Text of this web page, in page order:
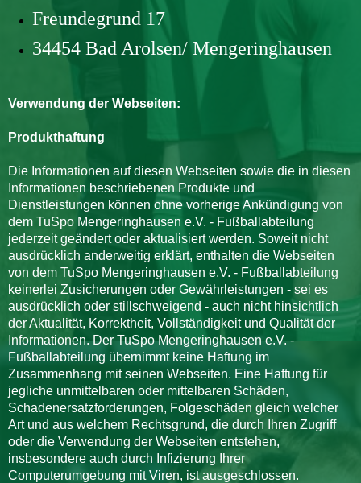
Freundegrund 17
34454 Bad Arolsen/ Mengeringhausen
Verwendung der Webseiten:
Produkthaftung
Die Informationen auf diesen Webseiten sowie die in diesen
Informationen beschriebenen Produkte und
Dienstleistungen können ohne vorherige Ankündigung von
dem TuSpo Mengeringhausen e.V. - Fußballabteilung
jederzeit geändert oder aktualisiert werden. Soweit nicht
ausdrücklich anderweitig erklärt, enthalten die Webseiten
von dem TuSpo Mengeringhausen e.V. - Fußballabteilung
keinerlei Zusicherungen oder Gewährleistungen - sei es
ausdrücklich oder stillschweigend - auch nicht hinsichtlich
der Aktualität, Korrektheit, Vollständigkeit und Qualität der
Informationen. Der TuSpo Mengeringhausen e.V. -
Fußballabteilung übernimmt keine Haftung im
Zusammenhang mit seinen Webseiten. Eine Haftung für
jegliche unmittelbaren oder mittelbaren Schäden,
Schadenersatzforderungen, Folgeschäden gleich welcher
Art und aus welchem Rechtsgrund, die durch Ihren Zugriff
oder die Verwendung der Webseiten entstehen,
insbesondere auch durch Infizierung Ihrer
Computerumgebung mit Viren, ist ausgeschlossen.